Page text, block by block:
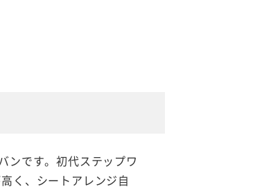
ンです。初代ステップワ
く、シートアレンジ自